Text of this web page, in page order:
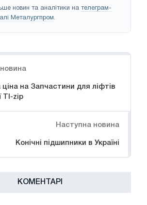
новин та аналітики на телеграм-
Металургпром.
ціна на Запчастини для ліфтів
TI-zip
Наступна новина
Конічні підшипники в Україні
КОМЕНТАРІ